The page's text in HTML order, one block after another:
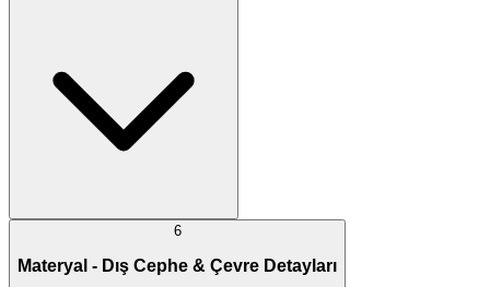
6
Materyal - Dış Cephe & Çevre Detayları